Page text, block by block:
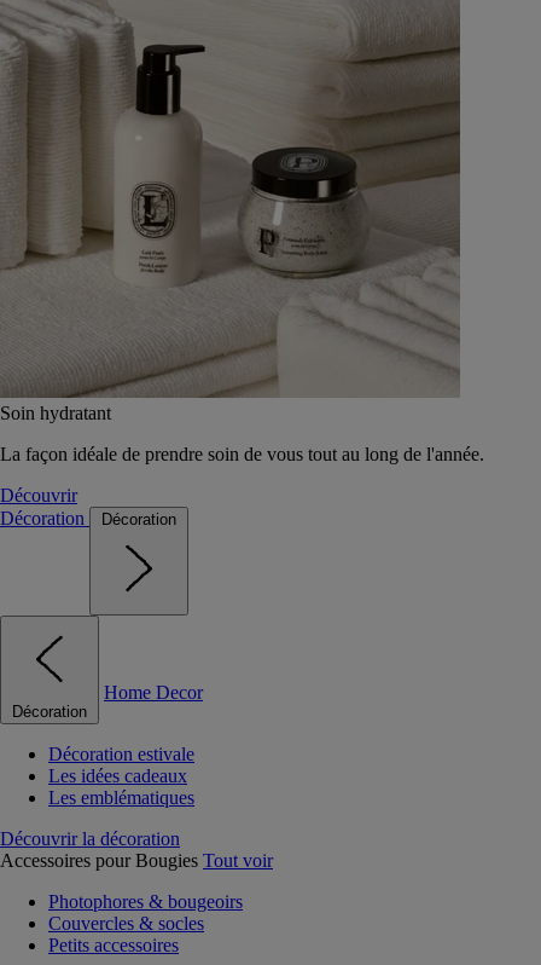
Soin hydratant
La façon idéale de prendre soin de vous tout au long de l'année.
Découvrir
Décoration
Décoration
Décoration
Home Decor
Décoration estivale
Les idées cadeaux
Les emblématiques
Découvrir la décoration
Accessoires pour Bougies Tout voir
Photophores & bougeoirs
Couvercles & socles
Petits accessoires